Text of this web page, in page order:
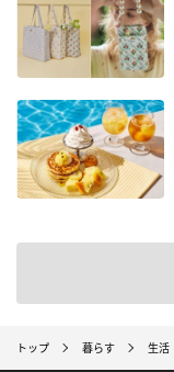
トップ 暮らす 生活